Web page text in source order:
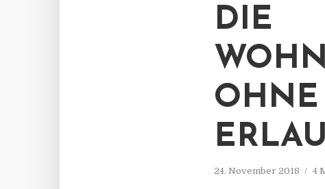
DIE
24. November 2018 4